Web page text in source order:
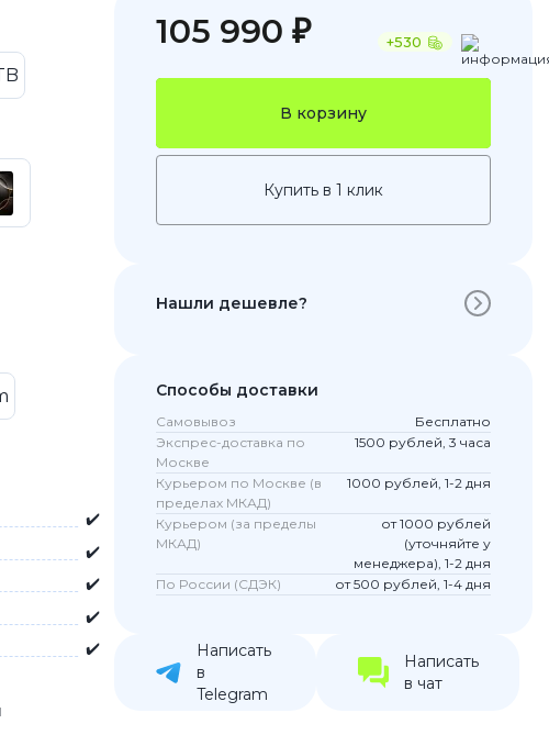
8
7
устройства
аккумуляторы
держатели
✔️
✔️
✔️
✔️
✔️
105 990 ₽ +530
В корзину
Купить в 1 клик
Нашли дешевле?
Способы доставки
Самовывоз
Бесплатно
Экспрес-доставка по
Москве
1500 рублей, 3 часа
Курьером по Москве (в
пределах МКАД)
1000 рублей, 1-2 дня
Курьером (за пределы
МКАД)
от 1000 рублей
(уточняйте у
менеджера), 1-2 дня
По России (СДЭК)
от 500 рублей, 1-4 дня
Написать
в
Telegram
Написать
в чат